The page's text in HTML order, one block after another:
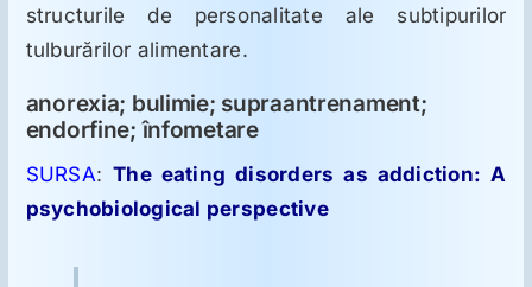
structurile de personalitate ale subtipurilor
tulburărilor alimentare.
anorexia; bulimie; supraantrenament;
endorfine; înfometare
SURSA:The eating disorders as addiction: A
psychobiological perspective